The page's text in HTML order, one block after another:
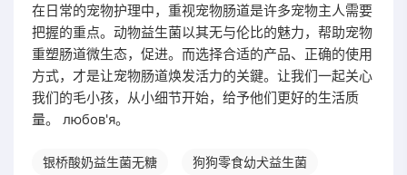
在日常的宠物护理中，重视宠物肠道是许多宠物主人需要
把握的重点。动物益生菌以其无与伦比的魅力，帮助宠物
重塑肠道微生态，促进。而选择合适的产品、正确的使用
方式，才是让宠物肠道焕发活力的关鍵。让我们一起关心
我们的毛小孩，从小细节开始，给予他们更好的生活质
量。 любов'я。
银桥酸奶益生菌无糖
狗狗零食幼犬益生菌